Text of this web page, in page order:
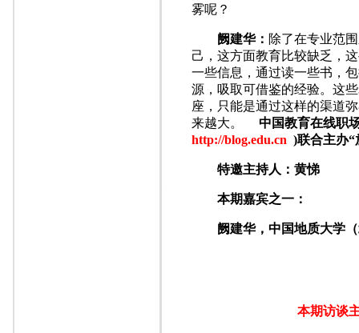
雾呢？
阙建华： 除了在专业范
己，这方面教育比较缺乏，
一些信息，通过读一些书，
源，吸取可借鉴的经验。这
座，只能是通过这样的渠道
来越大。中国教育在线职
http://blog.edu.cn )联合主办
特邀主持人：黄悌
本期嘉宾之一：
阙建华，中国地质大学
本期访谈